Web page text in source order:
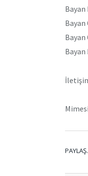
Bayan
Bayan
PAYLAŞ.